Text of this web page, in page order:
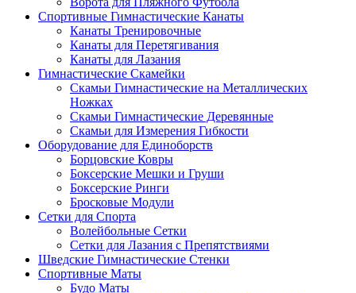
Спортивные Гимнастические Канаты
Канаты Тренировочные
Канаты для Перетягивания
Канаты для Лазания
Гимнастические Скамейки
Скамьи Гимнастические на Металлических
Ножках
Скамьи Гимнастические Деревянные
Скамьи для Измерения Гибкости
Оборудование для Единоборств
Борцовские Ковры
Боксерские Мешки и Груши
Боксерские Ринги
Бросковые Модули
Сетки для Спорта
Волейбольные Сетки
Сетки для Лазания с Препятствиями
Шведские Гимнастические Стенки
Спортивные Маты
Будо Маты